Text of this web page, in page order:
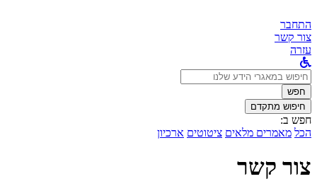
התחבר
צור קשר
עזרה
לחפש
ב:חפש
חיפוש מתקדם
חפש ב:
הכל מאמרים מלאים ציטוטים ארכיון
צור קשר